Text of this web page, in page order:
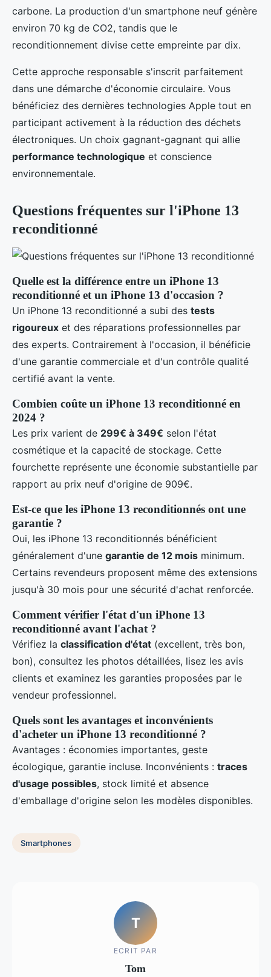
carbone. La production d'un smartphone neuf génère
environ 70 kg de CO2, tandis que le
reconditionnement divise cette empreinte par dix.
Cette approche responsable s'inscrit parfaitement
dans une démarche d'économie circulaire. Vous
bénéficiez des dernières technologies Apple tout en
participant activement à la réduction des déchets
électroniques. Un choix gagnant-gagnant qui allie
performance technologique et conscience
environnementale.
Questions fréquentes sur l'iPhone 13
reconditionné
Quelle est la différence entre un iPhone 13
reconditionné et un iPhone 13 d'occasion ?
Un iPhone 13 reconditionné a subi des tests
rigoureux et des réparations professionnelles par
des experts. Contrairement à l'occasion, il bénéficie
d'une garantie commerciale et d'un contrôle qualité
certifié avant la vente.
Combien coûte un iPhone 13 reconditionné en
2024 ?
Les prix varient de 299€ à 349€ selon l'état
cosmétique et la capacité de stockage. Cette
fourchette représente une économie substantielle par
rapport au prix neuf d'origine de 909€.
Est-ce que les iPhone 13 reconditionnés ont une
garantie ?
Oui, les iPhone 13 reconditionnés bénéficient
généralement d'une garantie de 12 mois minimum.
Certains revendeurs proposent même des extensions
jusqu'à 30 mois pour une sécurité d'achat renforcée.
Comment vérifier l'état d'un iPhone 13
reconditionné avant l'achat ?
Vérifiez la classification d'état (excellent, très bon,
bon), consultez les photos détaillées, lisez les avis
clients et examinez les garanties proposées par le
vendeur professionnel.
Quels sont les avantages et inconvénients
d'acheter un iPhone 13 reconditionné ?
Avantages : économies importantes, geste
écologique, garantie incluse. Inconvénients : traces
d'usage possibles, stock limité et absence
d'emballage d'origine selon les modèles disponibles.
Smartphones
T
ECRIT PAR
Tom